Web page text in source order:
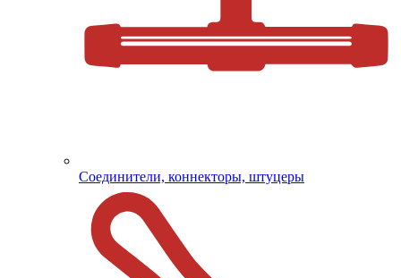
Соединители, коннекторы, штуцеры